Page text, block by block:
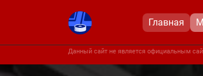
Главная
Данный сайт не является официальным